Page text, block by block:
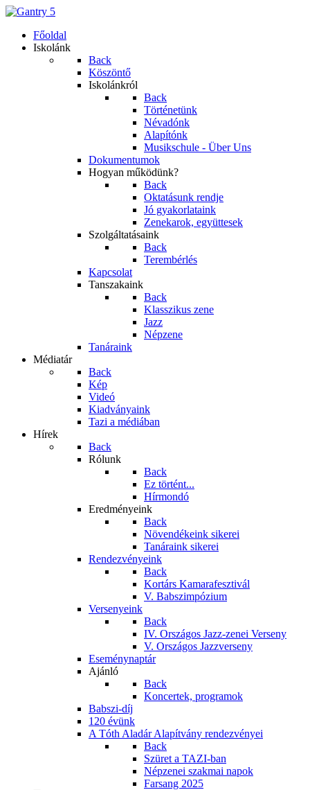
Főoldal
Iskolánk
Back
Köszöntő
Iskolánkról
Back
Történetünk
Névadónk
Alapítónk
Musikschule - Über Uns
Dokumentumok
Hogyan működünk?
Back
Oktatásunk rendje
Jó gyakorlataink
Zenekarok, együttesek
Szolgáltatásaink
Back
Terembérlés
Kapcsolat
Tanszakaink
Back
Klasszikus zene
Jazz
Népzene
Tanáraink
Médiatár
Back
Kép
Videó
Kiadványaink
Tazi a médiában
Hírek
Back
Rólunk
Back
Ez történt...
Hírmondó
Eredményeink
Back
Növendékeink sikerei
Tanáraink sikerei
Rendezvényeink
Back
Kortárs Kamarafesztivál
V. Babszimpózium
Versenyeink
Back
IV. Országos Jazz-zenei Verseny
V. Országos Jazzverseny
Eseménynaptár
Ajánló
Back
Koncertek, programok
Babszi-díj
120 évünk
A Tóth Aladár Alapítvány rendezvényei
Back
Szüret a TAZI-ban
Népzenei szakmai napok
Farsang 2025